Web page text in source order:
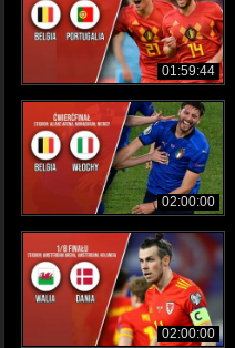
01:59:44
02:00:00
02:00:00